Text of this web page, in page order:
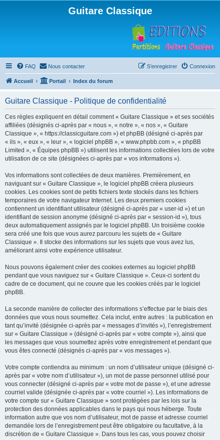
Guitare Classique
FAQ Nous contacter Connexion
S’enregistrer
Accueil Portail Index du forum
Guitare Classique - Politique de confidentialité
Ces règles expliquent en détail comment « Guitare Classique » et ses sociétés
affiliées (désignés ci-après par « nous », « notre », « nos », « Guitare
Classique », « https://classicguitare.com ») et phpBB (désigné ci-après par
« ils », « eux », « leur », « logiciel phpBB », « www.phpbb.com », « phpBB
Limited », « Équipes phpBB ») utilisent les informations collectées lors de votre
utilisation de ce site (désignées ci-après par « vos informations »).
Vos informations sont collectées de deux manières. Premièrement, en
naviguant sur « Guitare Classique », le logiciel phpBB créera plusieurs
cookies. Les cookies sont de petits fichiers texte stockés dans les fichiers
temporaires de votre navigateur Internet. Les deux premiers cookies
contiennent un identifiant utilisateur (désigné ci-après par « user-id ») et un
identifiant de session anonyme (désigné ci-après par « session-id »), tous
deux automatiquement assignés par le logiciel phpBB. Un troisième cookie
sera créé une fois que vous aurez parcouru les sujets de « Guitare
Classique ». Il stocke des informations sur les sujets que vous avez lus,
améliorant ainsi votre expérience utilisateur.
Nous pouvons également créer des cookies externes au logiciel phpBB
pendant que vous naviguez sur « Guitare Classique ». Ceux-ci sortent du
cadre de ce document, qui ne couvre que les cookies créés par le logiciel
phpBB.
La seconde manière de collecter des informations s’effectue par le biais des
données que vous nous soumettez. Cela inclut, entre autres : la publication en
tant qu’invité (désignée ci-après par « messages d’invités »), l’enregistrement
sur « Guitare Classique » (désigné ci-après par « votre compte »), ainsi que
les messages que vous soumettez après votre enregistrement et pendant que
vous êtes connecté (désignés ci-après par « vos messages »).
Votre compte contiendra au minimum : un nom d’utilisateur unique (désigné ci-
après par « votre nom d’utilisateur »), un mot de passe personnel utilisé pour
vous connecter (désigné ci-après par « votre mot de passe »), et une adresse
courriel valide (désignée ci-après par « votre courriel »). Les informations de
votre compte sur « Guitare Classique » sont protégées par les lois sur la
protection des données applicables dans le pays qui nous héberge. Toute
information autre que vos nom d’utilisateur, mot de passe et adresse courriel
demandée lors de l’enregistrement peut être obligatoire ou facultative, à la
discrétion de « Guitare Classique ». Dans tous les cas, vous pouvez choisir